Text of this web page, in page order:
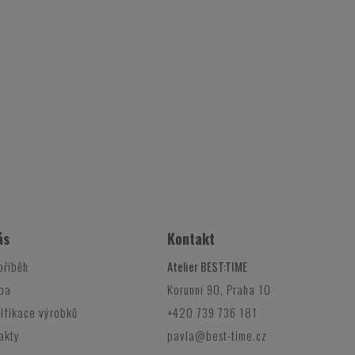
výrobků
Kontakt
Atelier BEST:TIME
Korunní 90, Praha 10
+420 739 736 181
pavla@best-time.cz